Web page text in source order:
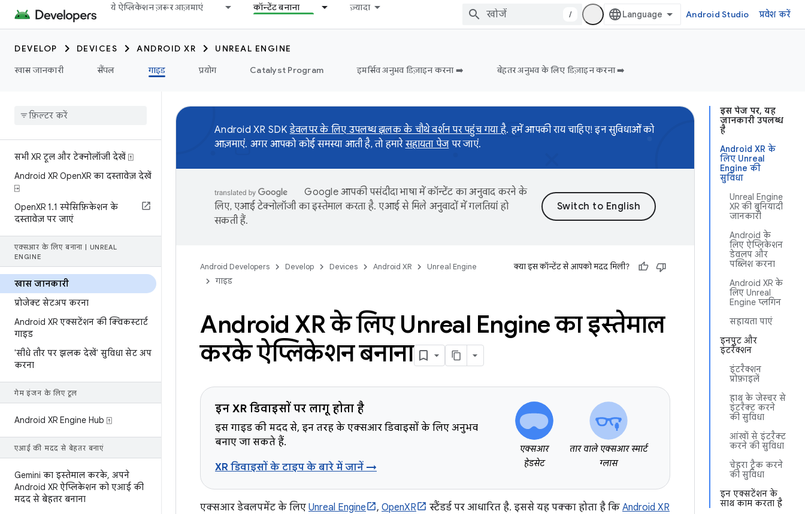
ये ऐप्लिकेशन ज़रूर आज़माएं कॉन्टेंट बनाना ज़्यादा
/ Android Studio प्रवेश करें
DEVELOP DEVICES ANDROID XR
UNREAL ENGINE
खास जानकारी
सैंपल गाइड प्रयोग Catalyst Program इमर्सिव अनुभव डिज़ाइन करना ➡️ बेहतर अनुभव के लिए डिज़ाइन करना ➡️
सभी XR टूल और टेक्नोलॉजी देखें ⍐
Android XR OpenXR का दस्तावेज़ देखें
⍈
OpenXR 1.1 स्पेसिफ़िकेशन के
दस्तावेज़ पर जाएं
एक्सआर के लिए बनाना
UNREAL
ENGINE
खास जानकारी
प्रोजेक्ट सेटअप करना
Android XR एक्सटेंशन की क्विकस्टार्ट
गाइड
'सीधे तौर पर झलक देखें' सुविधा सेट अप
करना
गेम इंजन के लिए टूल
Android XR Engine Hub ⍐
एआई की मदद से बेहतर बनाएं
Gemini का इस्तेमाल करके, अपने
Android XR ऐप्लिकेशन को एआई की
मदद से बेहतर बनाना
इस पेज पर, यह
जानकारी उपलब्ध
है
Android XR के
लिए Unreal
Engine की
सुविधा
Unreal Engine
XR की बुनियादी
जानकारी
Android के
लिए ऐप्लिकेशन
डेवलप और
पब्लिश करना
Android XR के
लिए Unreal
Engine प्लगिन
सहायता पाएं
इनपुट और
इंटरैक्शन
इंटरैक्शन
प्रोफ़ाइलें
हाथ के जेस्चर से
इंटरैक्ट करने
की सुविधा
आंखों से इंटरैक्ट
करने की सुविधा
चेहरा ट्रैक करने
की सुविधा
इन एक्सटेंशन के
साथ काम करता है
Android XR SDKडेवलपर के लिए उपलब्ध झलक के चौथे वर्शन पर पहुंच गया है. हमें आपकी राय चाहिए! इन सुविधाओं को
आज़माएं. अगर आपको कोई समस्या आती है, तो हमारेसहायता पेजपर जाएं.
Google आपकी पसंदीदा भाषा में कॉन्टेंट का अनुवाद करने के
लिए, एआई टेक्नोलॉजी का इस्तेमाल करता है. एआई से मिले अनुवादों में गलतियां हो
सकती हैं.
Android Developers Develop Devices Android XR
Unreal Engine
गाइड
क्या इस कॉन्टेंट से आपको मदद मिली?
Android XR के लिए Unreal Engine का इस्तेमाल
करके ऐप्लिकेशन बनाना
इन XR डिवाइसों पर लागू होता है
इस गाइड की मदद से, इन तरह के एक्सआर डिवाइसों के लिए अनुभव
बनाए जा सकते हैं.
XR डिवाइसों के टाइप के बारे में जानें →
एक्सआर
हेडसेट
तार वाले एक्सआर स्मार्ट
ग्लास
एक्सआर डेवलपमेंट के लिए Unreal Engine , OpenXR स्टैंडर्ड पर आधारित है. इससे यह पक्का होता है कि Android XR